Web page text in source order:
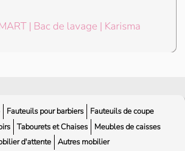
| Bac de lavage | Karisma
Fauteuils pour barbiers
Fauteuils de coupe
Tabourets et Chaises
Meubles de caisses
d'attente
Autres mobilier